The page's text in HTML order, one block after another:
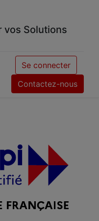
vos Solutions
Se connecter
Contactez-nous